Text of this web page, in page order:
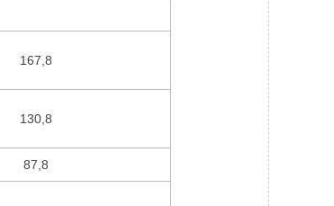
167,8
130,8
87,8